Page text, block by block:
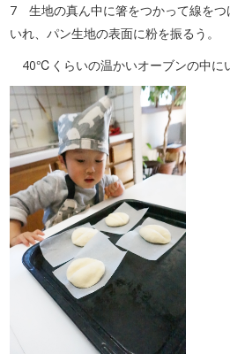
7 生地の真ん中に箸をつかって線をつ
いれ、パン生地の表面に粉を振るう。
40℃くらいの温かいオーブンの中に